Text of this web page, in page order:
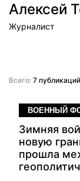
Алексей
Журналист
Всего: 7 публикаций
ВОЕННЫЙ
Зимняя
новую
прошла